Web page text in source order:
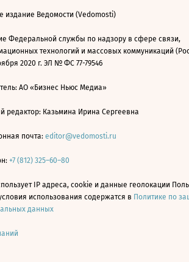
издание Ведомости (Vedomosti)
Федеральной службы по надзору в сфере связи,
технологий и массовых коммуникаций
2020 г. ЭЛ № ФС 77-79546
АО «Бизнес Ньюс Медиа»
редактор: Казьмина Ирина Сергеевна
почта: editor@vedomosti.ru
+7 (812) 325–60–80
IP адреса, cookie и данные геолокации
использования содержатся в Политике по
данных